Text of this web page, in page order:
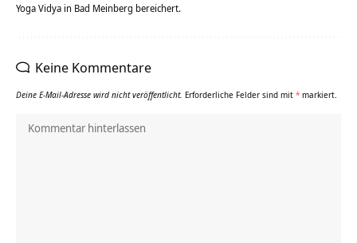
Yoga Vidya in Bad Meinberg bereichert.
Keine Kommentare
Deine E-Mail-Adresse wird nicht veröffentlicht. Erforderliche Felder sind mit * markiert.